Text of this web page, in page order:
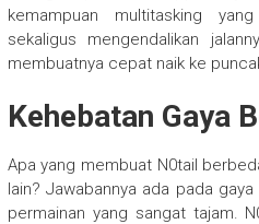
kemampuan multitasking
sekaligus mengendalikan
membuatnya cepat naik ke
Kehebatan Gaya
Apa yang membuat N0tail
lain? Jawabannya ada pada
permainan yang sangat tajam.